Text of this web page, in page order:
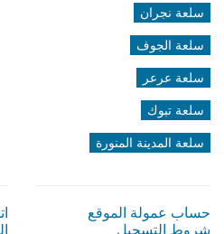
سلعة نجران
سلعة الجوف
سلعة عرعر
سلعة تبوك
سلعة المدينة المنورة
حساب عمولة الموقع
شروط التسجيل